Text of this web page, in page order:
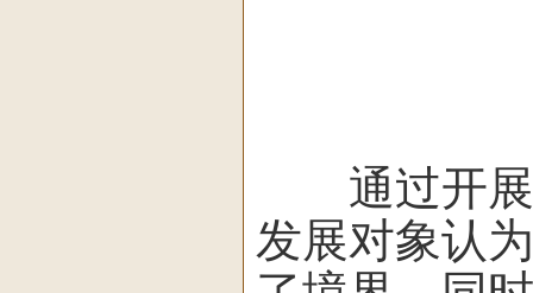
通过开展
发展对象认